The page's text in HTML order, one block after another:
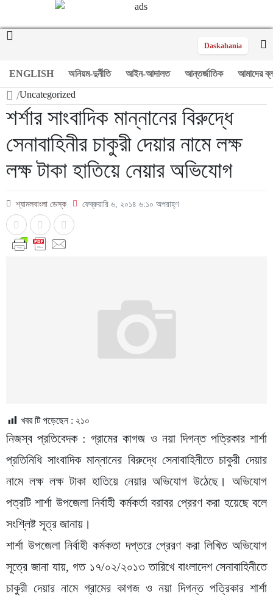
Daskahania
ENGLISH অনিয়ম-দুর্নীতি আইন-আদালত আন্তর্জাতিক আমাদের
/Uncategorized
শর্শার সাংবাদিক মান্নানের বিরুদ্ধে
সেনাবাহিনীর চাকুরী দেয়ার নামে লক্ষ
লক্ষ টাকা হাতিয়ে নেয়ার অভিযোগ
শ্যামলবাংলা ডেস্ক ফেব্রুয়ারি ৬, ২০১৪ ৬:১০ অপরাহ্ণ
খবর টি পড়েছেন : ২১০
নিজস্ব প্রতিবেদক : গ্রামের কাগজ ও নয়া দিগন্ত পত্রিকার শার্শা
প্রতিনিধি সাংবাদিক মান্নানের বিরুদ্ধে সেনাবাহিনীতে চাকুরী দেয়ার
নামে লক্ষ লক্ষ টাকা হাতিয়ে নেয়ার অভিযোগ উঠেছে। অভিযোগ
পত্রটি শার্শা উপজেলা নির্বাহী কর্মকর্তা বরাবর প্রেরণ করা হয়েছে বলে
সংশ্লিষ্ট সূত্র জানায়।
শার্শা উপজেলা নির্বাহী কর্মকতা দপ্তরে প্রেরণ করা লিখিত অভিযোগ
সূত্রে জানা যায়, গত ১৭/০২/২০১৩ তারিখে বাংলাদেশ সেনাবাহিনীতে
চাকুরী দেয়ার নামে গ্রামের কাগজ ও নয়া দিগন্ত পত্রিকার শার্শা